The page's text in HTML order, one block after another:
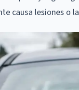
causa lesiones o